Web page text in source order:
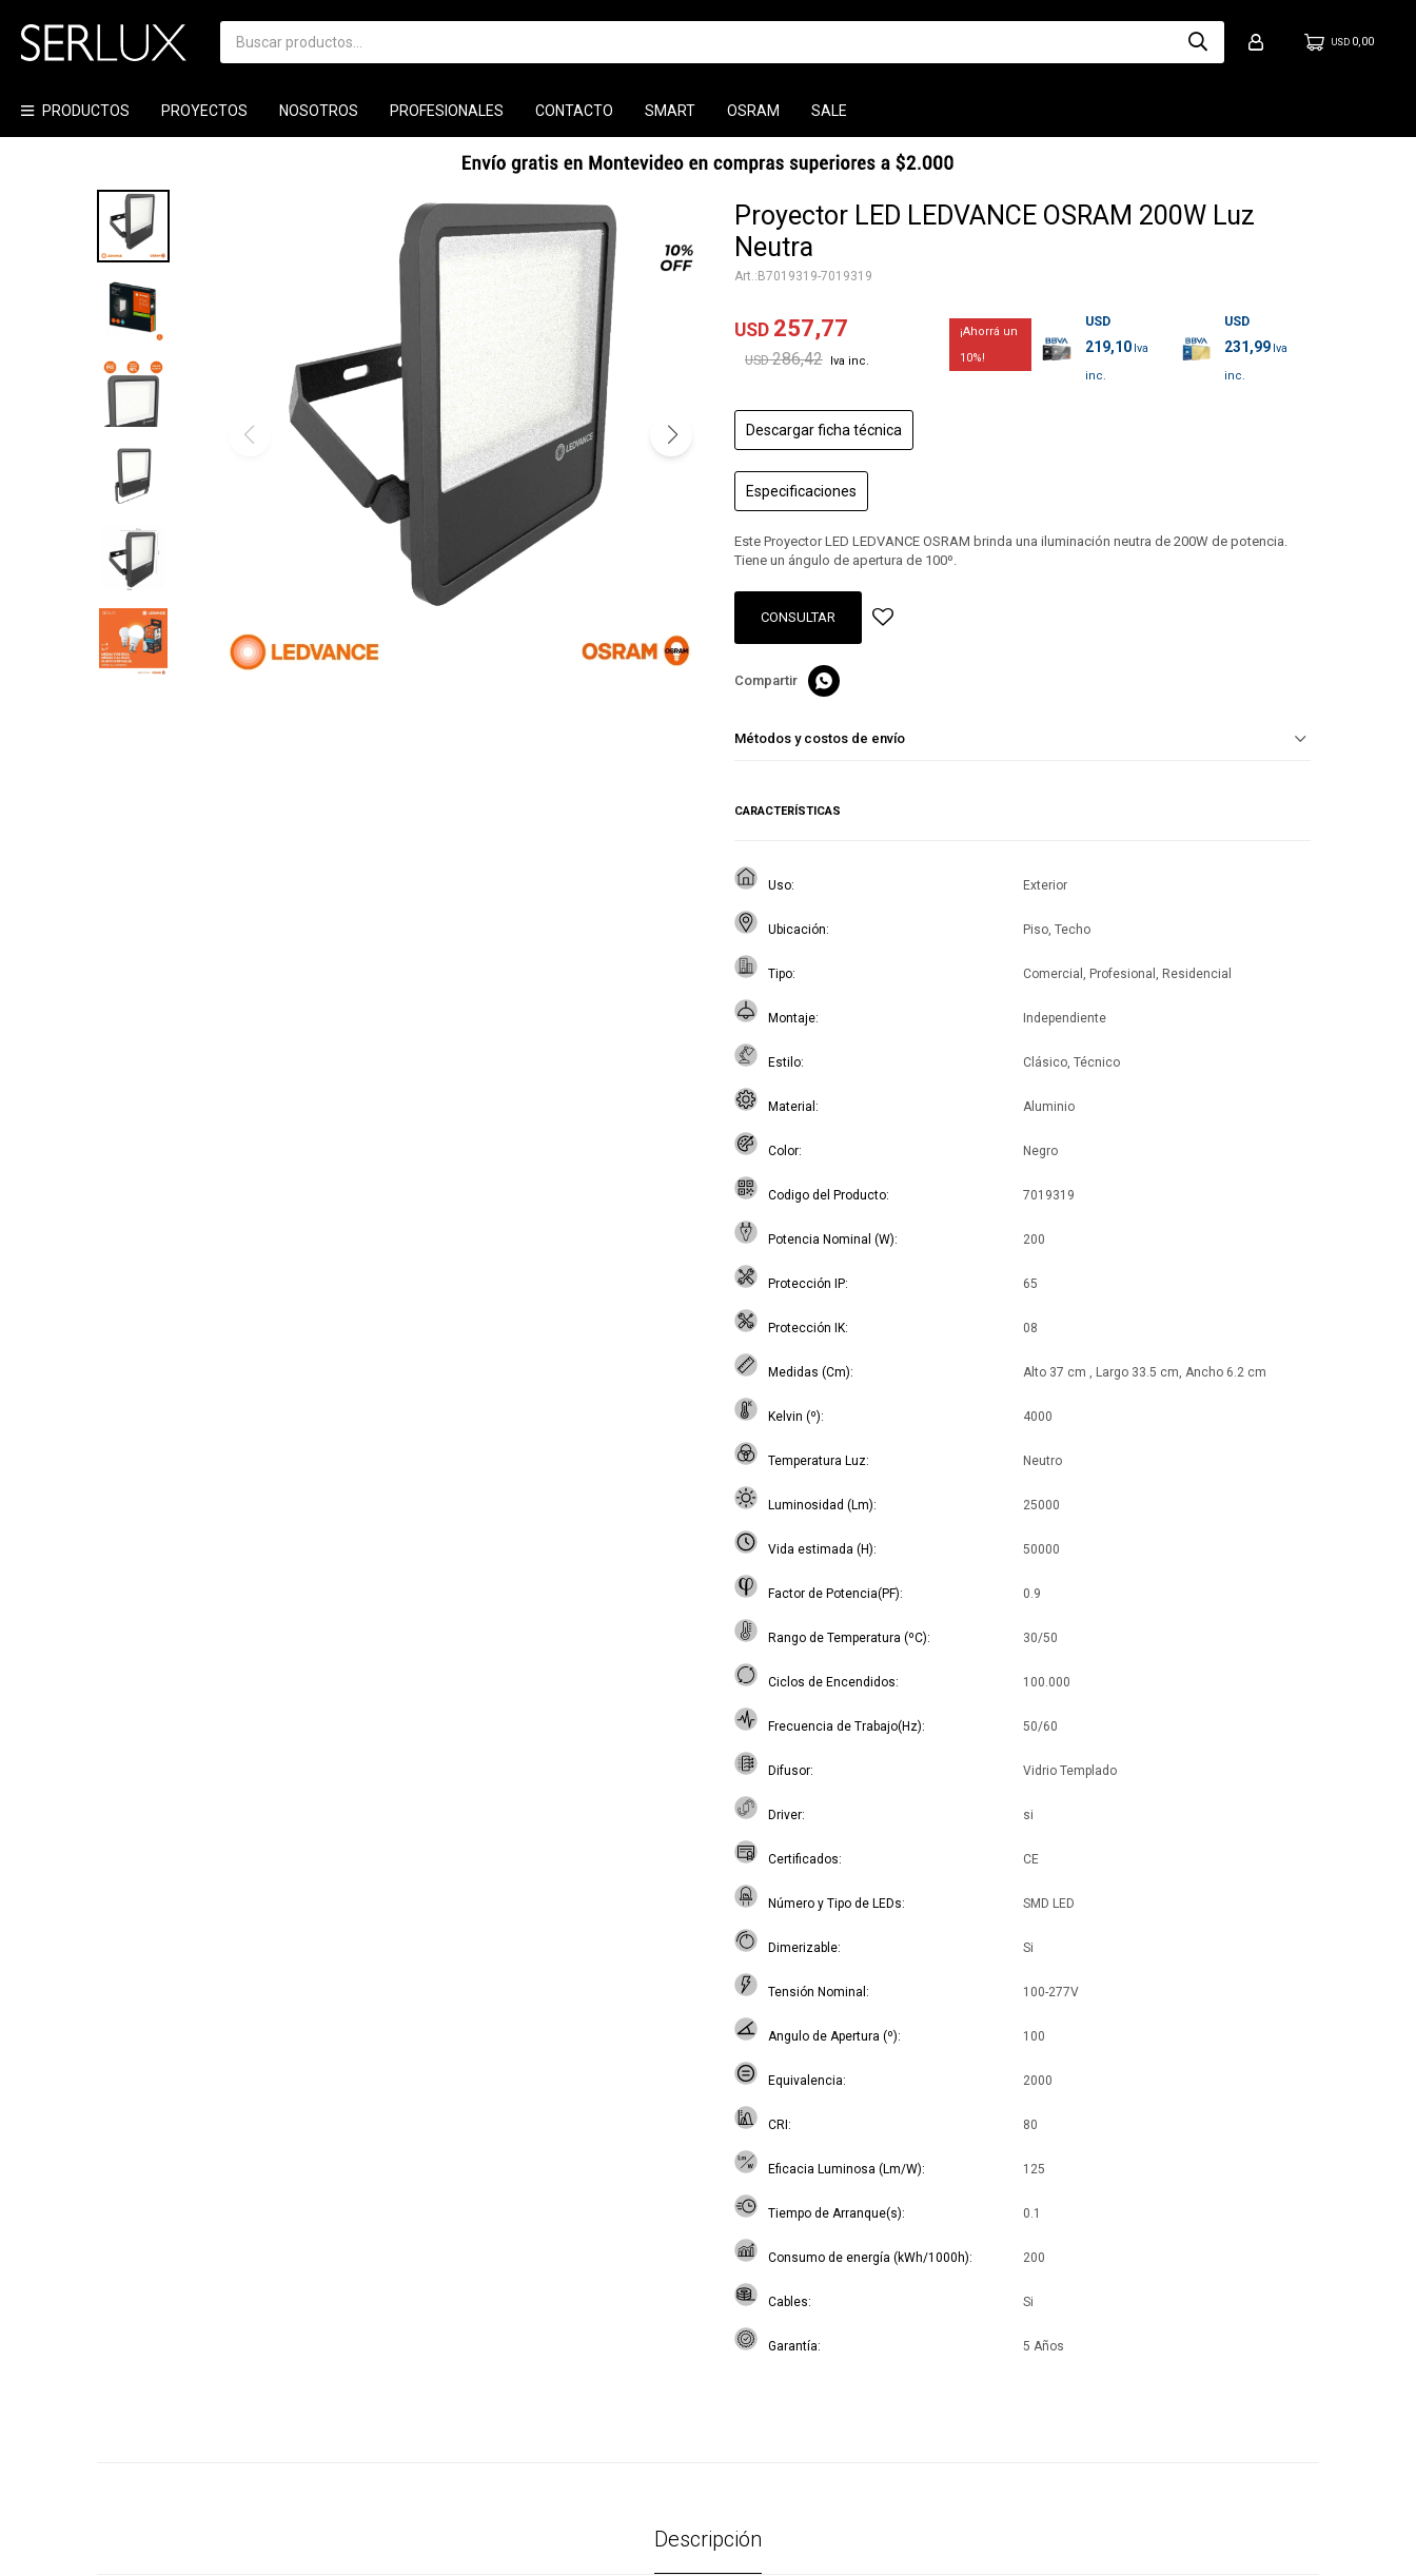
PRODUCTOS PROYECTOS NOSOTROS PROFESIONALES CONTACTO SMART OSRAM SALE
USD 0,00
Proyector LED LEDVANCE OSRAM 200W Luz
Neutra
B7019319-7019319
USD 257,77
USD 286,42 10
USD
219,10
USD
231,99
Descargar ficha técnica
Especificaciones
Este Proyector LED LEDVANCE OSRAM brinda una iluminación neutra de 200W de potencia.
Tiene un ángulo de apertura de 100º.
CONSULTAR

Métodos y costos de envío
CARACTERÍSTICAS
Uso Exterior
Ubicación Piso, Techo
Tipo Comercial, Profesional, Residencial
Montaje Independiente
Estilo Clásico, Técnico
Material Aluminio
Color Negro
Codigo del Producto 7019319
Potencia Nominal (W) 200
Protección IP 65
Protección IK 08
Medidas (Cm) Alto 37 cm , Largo 33.5 cm, Ancho 6.2 cm
Kelvin (º) 4000
Temperatura Luz Neutro
Luminosidad (Lm) 25000
Vida estimada (H) 50000
Factor de Potencia(PF) 0.9
Rango de Temperatura (ºC) 30/50
Ciclos de Encendidos 100.000
Frecuencia de Trabajo(Hz) 50/60
Difusor Vidrio Templado
Driver si
Certificados CE
Número y Tipo de LEDs SMD LED
Dimerizable Si
Tensión Nominal 100-277V
Angulo de Apertura (º) 100
Equivalencia 2000
CRI 80
Eficacia Luminosa (Lm/W) 125
Tiempo de Arranque(s) 0.1
Consumo de energía (kWh/1000h) 200
Cables Si
Garantía 5 Años
Descripción